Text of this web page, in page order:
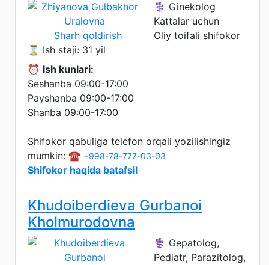
Sharh qoldirish
⚕️ Ginekolog
Kattalar uchun
Oliy toifali shifokor
⌛ Ish staji: 31 yil
⏰ Ish kunlari:
Seshanba 09:00-17:00
Payshanba 09:00-17:00
Shanba 09:00-17:00
Shifokor qabuliga telefon orqali yozilishingiz
mumkin: ☎️ +998-78-777-03-03
Shifokor haqida batafsil
Khudoiberdieva Gurbanoi
Kholmurodovna
⚕️ Gepatolog,
Pediatr, Parazitolog,